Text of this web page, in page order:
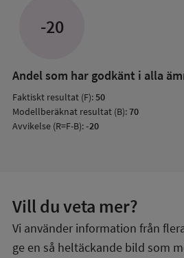
-20
Andel som har godkänt i alla
Faktiskt resultat (F):50
Modellberäknat resultat (B):70
Avvikelse (R=F-B):-20
Vill du veta mer?
Vi använder information från
ge en så heltäckande bild som